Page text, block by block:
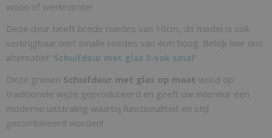
35,00 Kg
woon of werkruimte!
Deze deur heeft brede roedes van 10cm, dit model is ook
verkrijgbaar met smalle roedes van 4cm hoog. Bekijk hier ons
alternatief 'Schuifdeur met glas 3-vak smal'
Deze grenen Schuifdeur met glas op maat word op
traditionele wijze geproduceerd en geeft uw interieur een
moderne uitstraling waarbij functionaliteit en stijl
gecombineerd worden!